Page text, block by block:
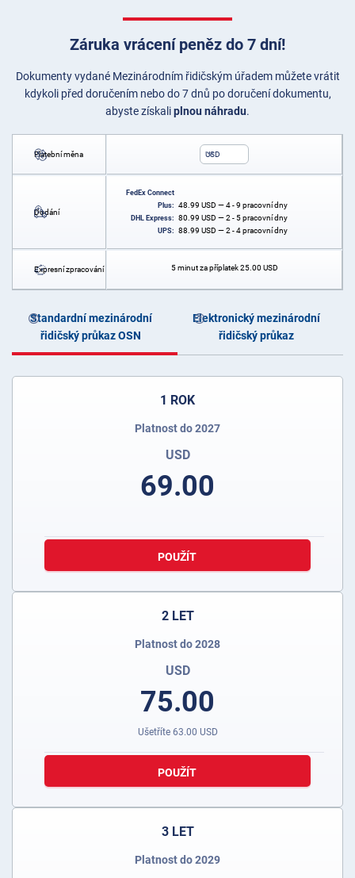
Záruka vrácení peněz do 7 dní!
Dokumenty vydané Mezinárodním řidičským úřadem můžete vrátit
kdykoli před doručením nebo do 7 dnů po doručení dokumentu,
abyste získaliplnou náhradu.
Platební měna USD
Dodání
FedEx Connect
Plus: 48.99 USD — 4 - 9 pracovní dny
DHL Express: 80.99 USD — 2 - 5 pracovní dny
UPS: 88.99 USD — 2 - 4 pracovní dny
Expresní zpracování 5 minut za příplatek25.00 USD
Standardní mezinárodní
řidičský průkaz OSN
Elektronický mezinárodní
řidičský průkaz
1 ROK
Platnost do 2027
USD
69.00
POUŽÍT
2 LET
Platnost do 2028
USD
75.00
Ušetříte 63.00 USD
POUŽÍT
3 LET
Platnost do 2029